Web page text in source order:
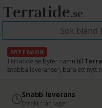
NYTT NAMN
Terratide.se byter namn till
snabba leveranser, bara ett nytt
4.8
Läs omdömen på Google
Snabb leverans
Direkt från lager